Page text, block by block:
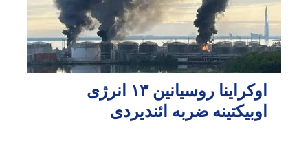
اوکراینا روسیانین ۱۳ انرژی
اوبیکتینه ضربه ائندیردی